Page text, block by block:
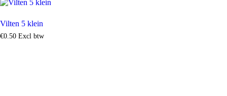
Vilten 5 klein
€0 50 Excl btw